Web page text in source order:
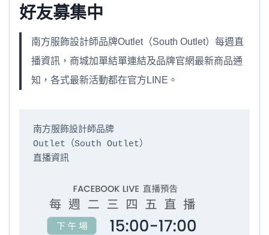
好友募集中
南方服飾設計師品牌Outlet（South Outlet）每週直
播資訊，商城加單結單連結及品牌官網最新商品通
知，各式最新活動都在官方LINE。
南方服飾設計師品牌
Outlet（South Outlet）
直播資訊